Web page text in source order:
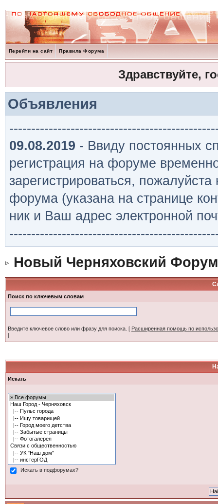
Перейти на сайт Правила Форума
Здравствуйте,
Объявления
09.08.2019 - Ввиду постоянных
регистрация на форуме
зарегистрироваться,
форума (указана на странице
ник и Ваш адрес электронной
Новый Черняховский Форум
Поиск по ключевым словам
Введите ключевое слово или фразу для поиска. [ Расширенная помощь по
]
Искать
Искать в подфорумах?